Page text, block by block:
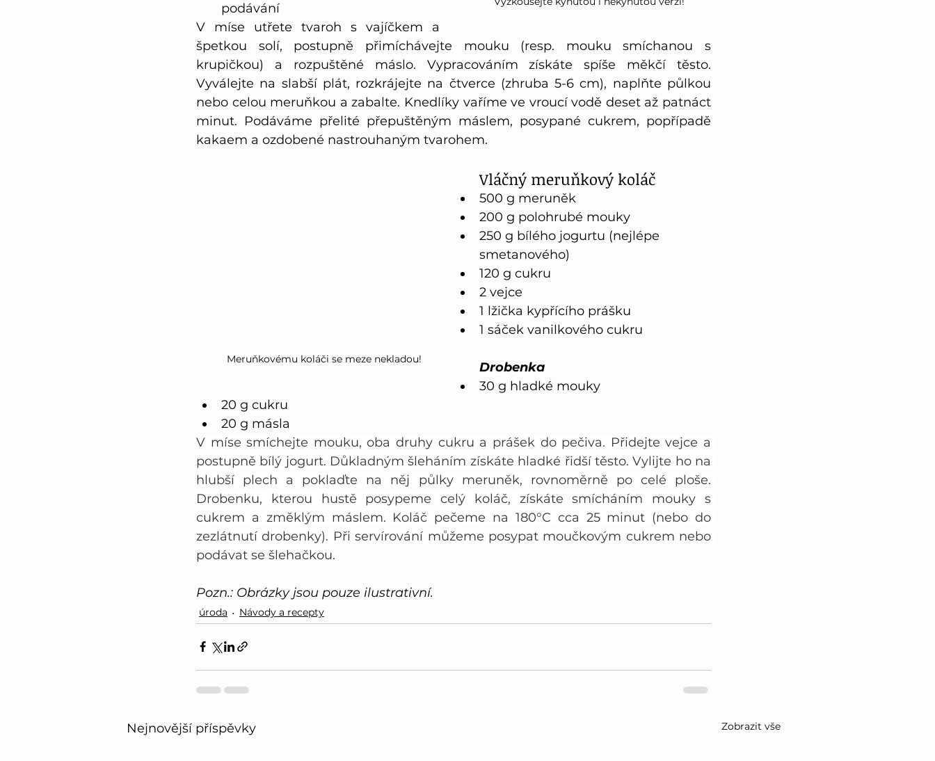
podávání
V míse utřete tvaroh s vajíčkem a
špetkou solí, postupně přimíchávejte mouku (resp. mouku smíchanou s
krupičkou) a rozpuštěné máslo. Vypracováním získáte spíše měkčí těsto.
Vyválejte na slabší plát, rozkrájejte na čtverce (zhruba 5-6 cm), naplňte půlkou
nebo celou meruňkou a zabalte. Knedlíky vaříme ve vroucí vodě deset až patnáct
minut. Podáváme přelité přepuštěným máslem, posypané cukrem, popřípadě
kakaem a ozdobené nastrouhaným tvarohem.
Meruňkovému koláči se meze nekladou!
Vláčný meruňkový koláč
500 g meruněk
200 g polohrubé mouky
250 g bílého jogurtu (nejlépe
smetanového)
120 g cukru
2 vejce
1 lžička kypřícího prášku
1 sáček vanilkového cukru
Drobenka
30 g hladké mouky
20 g cukru
20 g másla
V míse smíchejte mouku, oba druhy cukru a prášek do pečiva. Přidejte vejce a
postupně bílý jogurt. Důkladným šleháním získáte hladké řidší těsto. Vylijte ho na
hlubší plech a poklaďte na něj půlky meruněk, rovnoměrně po celé ploše.
Drobenku, kterou hustě posypeme celý koláč, získáte smícháním mouky s
cukrem a změklým máslem. Koláč pečeme na 180°C cca 25 minut (nebo do
zezlátnutí drobenky). Při servírování můžeme posypat moučkovým cukrem nebo
podávat se šlehačkou.
Pozn.: Obrázky jsou pouze ilustrativní.
úroda Návody a recepty
Nejnovější příspěvky Zobrazit vše